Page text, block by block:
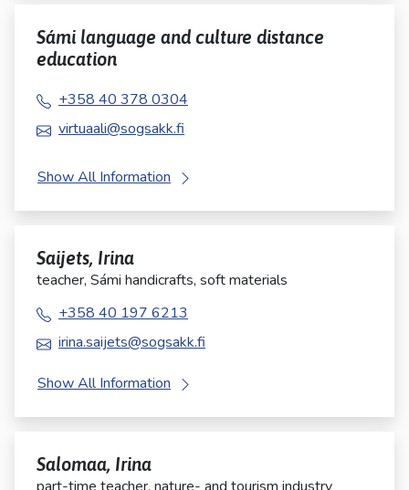
Sámi language and culture distance
education
+358 40 378 0304
virtuaali@sogsakk.fi
Show All Information
Saijets, Irina
teacher, Sámi handicrafts, soft materials
+358 40 197 6213
irina.saijets@sogsakk.fi
Show All Information
Salomaa, Irina